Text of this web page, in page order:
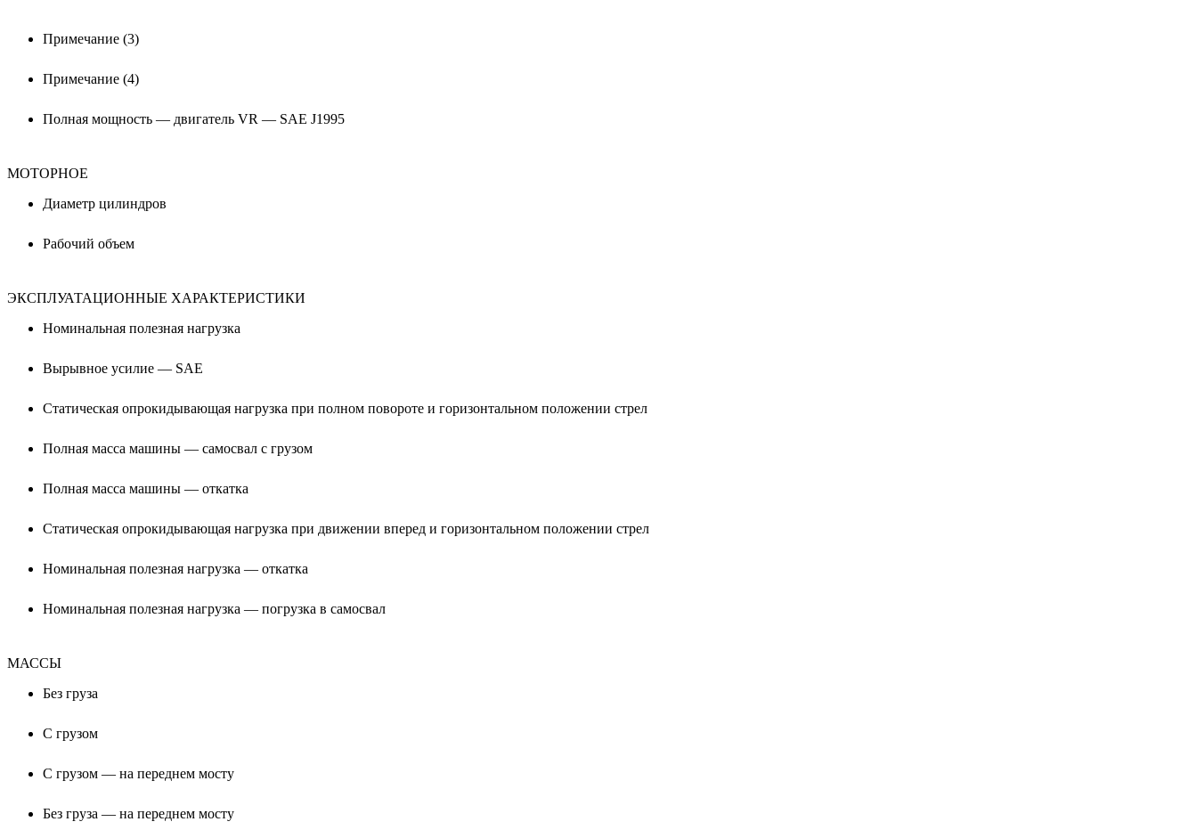
Примечание (3)
Примечание (4)
Полная мощность — двигатель VR — SAE J1995
МОТОРНОЕ
Диаметр цилиндров
Рабочий объем
ЭКСПЛУАТАЦИОННЫЕ ХАРАКТЕРИСТИКИ
Номинальная полезная нагрузка
Вырывное усилие — SAE
Статическая опрокидывающая нагрузка при полном повороте и горизонтальном положении стрел
Полная масса машины — самосвал с грузом
Полная масса машины — откатка
Статическая опрокидывающая нагрузка при движении вперед и горизонтальном положении стрел
Номинальная полезная нагрузка — откатка
Номинальная полезная нагрузка — погрузка в самосвал
МАССЫ
Без груза
С грузом
С грузом — на переднем мосту
Без груза — на переднем мосту